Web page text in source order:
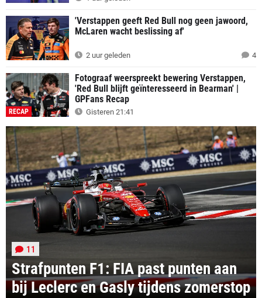
'Verstappen geeft Red Bull nog geen jawoord,
McLaren wacht beslissing af'
2 uur geleden 4
RECAP
Fotograaf weerspreekt bewering Verstappen,
'Red Bull blijft geïnteresseerd in Bearman' |
GPFans Recap
Gisteren 21:41
Strafpunten F1: FIA past punten aan
bij Leclerc en Gasly tijdens zomerstop
11